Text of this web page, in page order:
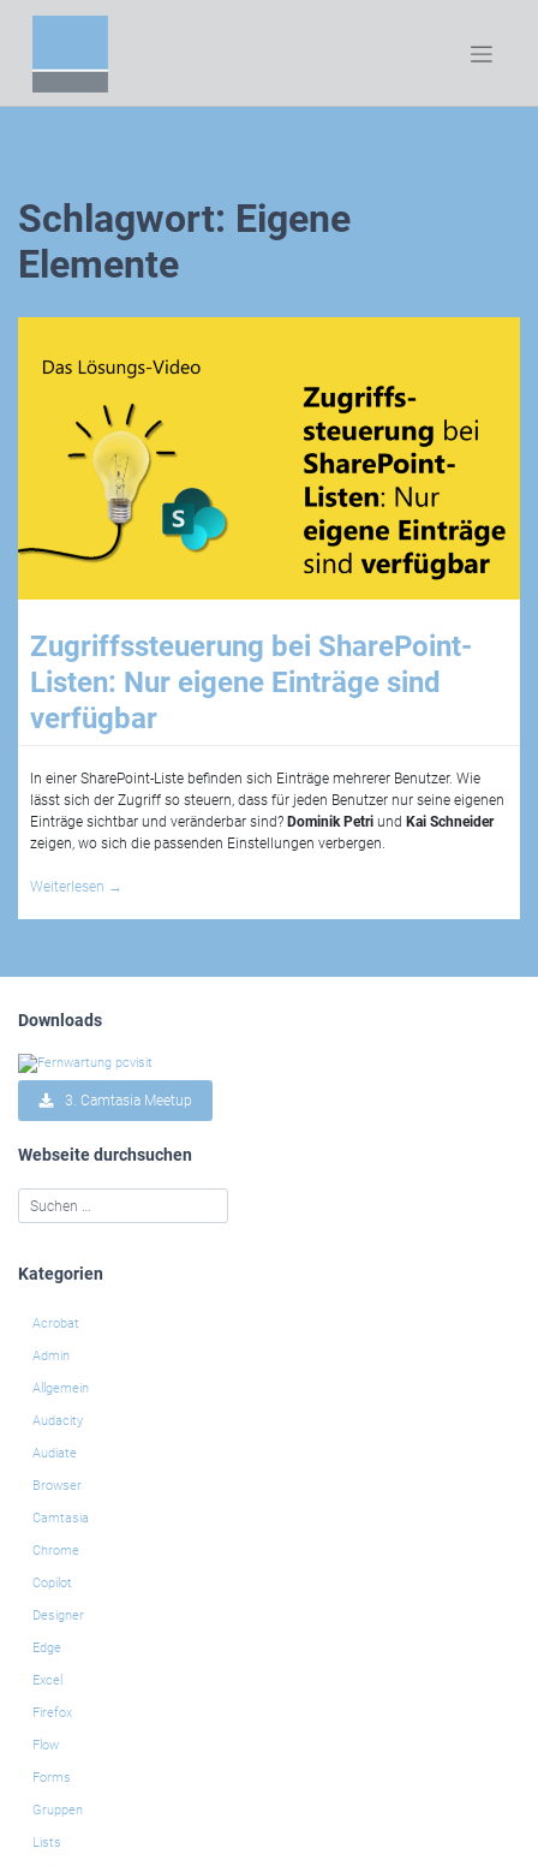
Schlagwort: Eigene
Elemente
Zugriffssteuerung bei SharePoint-
Listen: Nur eigene Einträge sind
verfügbar
In einer SharePoint-Liste befinden sich Einträge mehrerer Benutzer. Wie
lässt sich der Zugriff so steuern, dass für jeden Benutzer nur seine eigenen
Einträge sichtbar und veränderbar sind? Dominik Petri und Kai Schneider
zeigen, wo sich die passenden Einstellungen verbergen.
Weiterlesen →
Downloads
3. Camtasia Meetup
Webseite durchsuchen
Kategorien
Acrobat
Admin
Allgemein
Audacity
Audiate
Browser
Camtasia
Chrome
Copilot
Designer
Edge
Excel
Firefox
Flow
Forms
Gruppen
Lists